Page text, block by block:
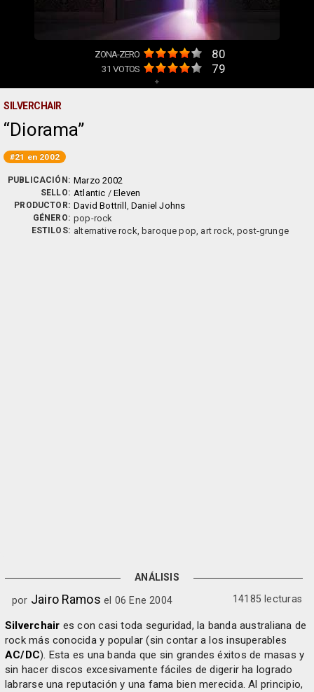
ZONA-ZERO 80
31 VOTOS 79
+
SILVERCHAIR
Diorama
#21 en 2002
PUBLICACIÓN: Marzo 2002
SELLO: Atlantic /Eleven
PRODUCTOR: David Bottrill ,Daniel Johns
GÉNERO: pop-rock
ESTILOS: alternative rock, baroque pop, art rock, post-grunge
ANÁLISIS
por Jairo Ramos el 06 Ene 2004 14185 lecturas
Silverchair es con casi toda seguridad, la banda australiana de
rock más conocida y popular (sin contar a los insuperables
AC/DC). Esta es una banda que sin grandes éxitos de masas y
sin hacer discos excesivamente fáciles de digerir ha logrado
labrarse una reputación y una fama bien merecida. Al principio,